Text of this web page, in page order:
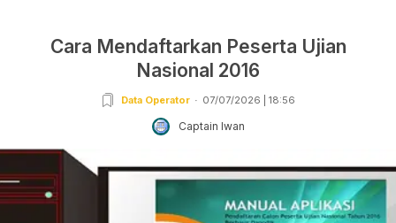
Cara Mendaftarkan Peserta Ujian
Nasional 2016
Data Operator 07/07/2026 | 18:56
Captain Iwan